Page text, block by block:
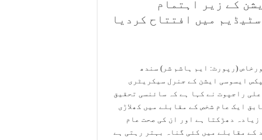
کے زیر اہتمام
میں افتتاح کردیا
(رپورٹ: ایم ہاشم شر) سندھ
ایسوسی ایشن کے جنرل سیکریٹری
راجپوت نے کہا ہے کہ سائنسی تحقیق
ایک عام شخص کے مقابلے میں کھلاڑی
زیادہ دھڑکتا ہے اور ان کی صحت عام
کے مقابلے میں کئی گناہ بہتر رہتی ہے